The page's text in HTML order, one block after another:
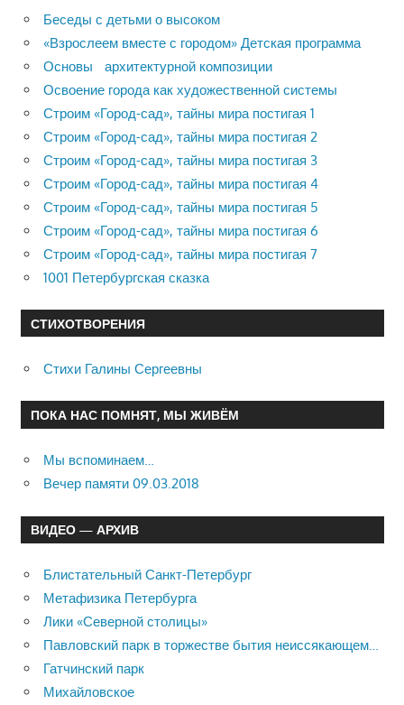
Беседы с детьми о высоком
«Взрослеем вместе с городом» Детская программа
Основы архитектурной композиции
Освоение города как художественной системы
Строим «Город-сад», тайны мира постигая 1
Строим «Город-сад», тайны мира постигая 2
Строим «Город-сад», тайны мира постигая 3
Строим «Город-сад», тайны мира постигая 4
Строим «Город-сад», тайны мира постигая 5
Строим «Город-сад», тайны мира постигая 6
Строим «Город-сад», тайны мира постигая 7
1001 Петербургская сказка
СТИХОТВОРЕНИЯ
Стихи Галины Сергеевны
ПОКА НАС ПОМНЯТ, МЫ ЖИВЁМ
Мы вспоминаем…
Вечер памяти 09.03.2018
ВИДЕО — АРХИВ
Блистательный Санкт-Петербург
Метафизика Петербурга
Лики «Северной столицы»
Павловский парк в торжестве бытия неиссякающем…
Гатчинский парк
Михайловское